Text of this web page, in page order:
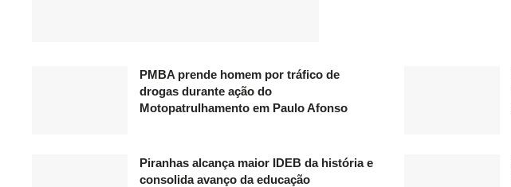
PMBA prende homem por tráfico de
drogas durante ação do
Motopatrulhamento em Paulo Afonso
Piranhas alcança maior IDEB da história e
consolida avanço da educação